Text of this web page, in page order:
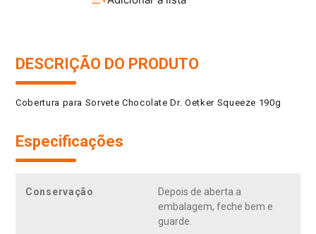
DESCRIÇÃO DO PRODUTO
Cobertura para Sorvete Chocolate Dr. Oetker Squeeze 190g
Especificações
Conservação
Depois de aberta a
embalagem, feche bem e
guarde.